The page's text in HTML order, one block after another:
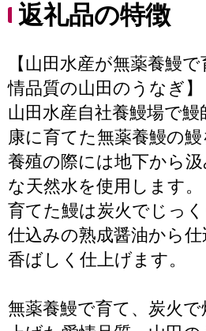
返礼品の特徴
【山田水産が無薬養鰻
情品質の山田のうなぎ】
山田水産自社養鰻場で
康に育てた無薬養鰻の鰻
養殖の際には地下から
な天然水を使用します。
育てた鰻は炭火でじっ
仕込みの熟成醤油から
香ばしく仕上げます。
無薬養鰻で育て、炭火